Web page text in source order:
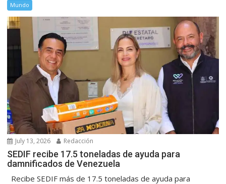
Mundo
July 13, 2026 Redacción
SEDIF recibe 17.5 toneladas de ayuda para
damnificados de Venezuela
Recibe SEDIF más de 17.5 toneladas de ayuda para